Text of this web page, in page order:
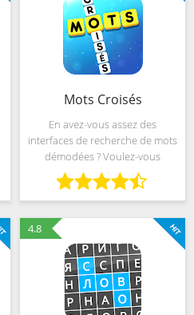
Mots Croisés
En avez-vous assez des
interfaces de recherche de mots
démodées ? Voulez-vous
profiter d'une expérience
entièrement nouvelle en
matière de jeu de lettres ? ★★★
Vous pouvez maintenant
4.8